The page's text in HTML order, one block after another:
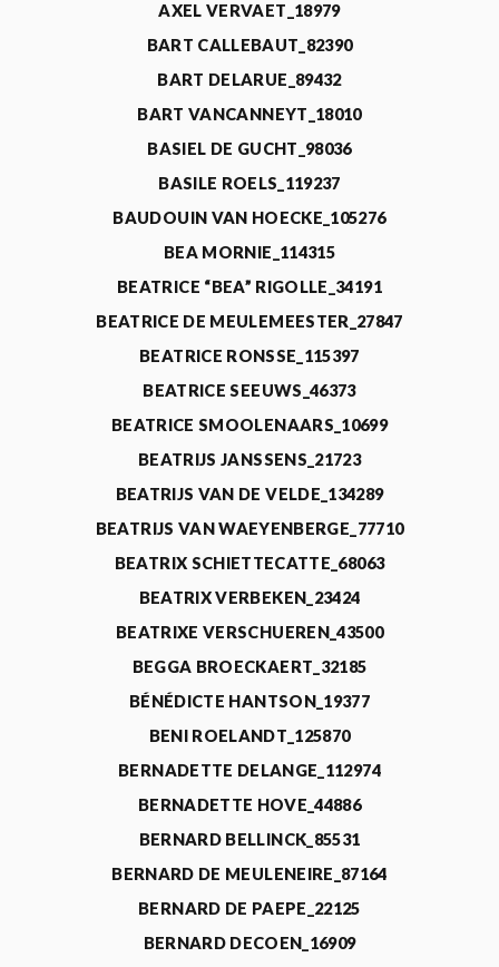
AXEL VERVAET_18979
BART CALLEBAUT_82390
BART DELARUE_89432
BART VANCANNEYT_18010
BASIEL DE GUCHT_98036
BASILE ROELS_119237
BAUDOUIN VAN HOECKE_105276
BEA MORNIE_114315
BEATRICE “BEA” RIGOLLE_34191
BEATRICE DE MEULEMEESTER_27847
BEATRICE RONSSE_115397
BEATRICE SEEUWS_46373
BEATRICE SMOOLENAARS_10699
BEATRIJS JANSSENS_21723
BEATRIJS VAN DE VELDE_134289
BEATRIJS VAN WAEYENBERGE_77710
BEATRIX SCHIETTECATTE_68063
BEATRIX VERBEKEN_23424
BEATRIXE VERSCHUEREN_43500
BEGGA BROECKAERT_32185
BÉNÉDICTE HANTSON_19377
BENI ROELANDT_125870
BERNADETTE DELANGE_112974
BERNADETTE HOVE_44886
BERNARD BELLINCK_85531
BERNARD DE MEULENEIRE_87164
BERNARD DE PAEPE_22125
BERNARD DECOEN_16909